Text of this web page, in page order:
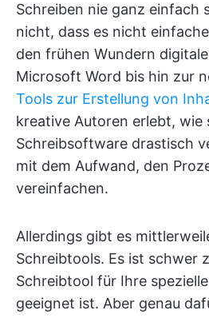
Schreiben nie ganz einfach
nicht, dass es nicht
den frühen Wundern
Microsoft Word bis hin zur
Tools zur Erstellung von
kreative Autoren erlebt, wie
Schreibsoftware drastisch
mit dem Aufwand, den
vereinfachen.
Allerdings gibt es
Schreibtools. Es ist schwer
Schreibtool für Ihre
geeignet ist. Aber genau